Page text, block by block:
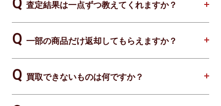
査定結果は一点ずつ教えてくれますか？
一部の商品だけ返却してもらえますか？
買取できないものは何ですか？